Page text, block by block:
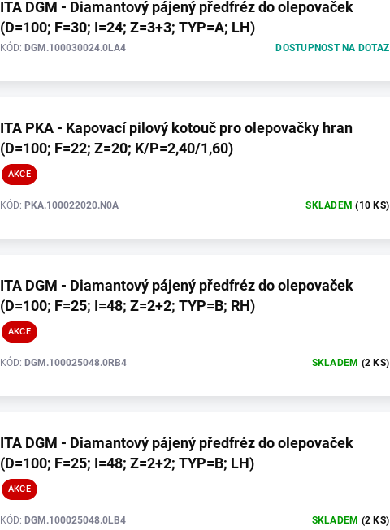
ITA DGM - Diamantový pájený předfréz do olepovaček
(D=100; F=30; I=24; Z=3+3; TYP=A; LH)
DOSTUPNOST NA DOTAZ
KÓD: DGM.100030024.0LA4
ITA PKA - Kapovací pilový kotouč pro olepovačky hran
(D=100; F=22; Z=20; K/P=2,40/1,60)
AKCE
SKLADEM(10 KS)
KÓD: PKA.100022020.N0A
ITA DGM - Diamantový pájený předfréz do olepovaček
(D=100; F=25; I=48; Z=2+2; TYP=B; RH)
AKCE
SKLADEM (2 KS)
KÓD: DGM.100025048.0RB4
ITA DGM - Diamantový pájený předfréz do olepovaček
(D=100; F=25; I=48; Z=2+2; TYP=B; LH)
AKCE
SKLADEM (2 KS)
KÓD: DGM.100025048.0LB4